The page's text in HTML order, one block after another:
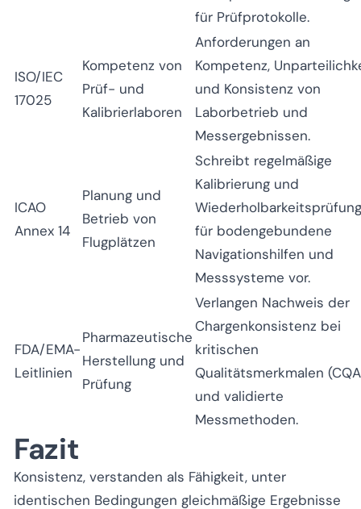
für Prüfprotokolle.
ISO/IEC
17025
Kompetenz von
Prüf- und
Kalibrierlaboren
Anforderungen an
Kompetenz,
und Konsistenz von
Laborbetrieb und
Messergebnissen.
ICAO
Annex 14
Planung und
Betrieb von
Flugplätzen
Schreibt regelmäßige
Kalibrierung und
für bodengebundene
Navigationshilfen und
Messsysteme vor.
FDA/EMA-
Leitlinien
Pharmazeutische
Herstellung und
Prüfung
Verlangen Nachweis der
Chargenkonsistenz bei
kritischen
Qualitätsmerkmalen
und validierte
Messmethoden.
Fazit
Konsistenz, verstanden als Fähigkeit, unter
identischen Bedingungen gleichmäßige Ergebnisse